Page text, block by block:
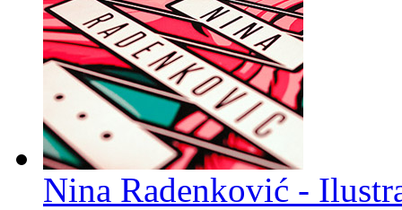
Nina Radenković -